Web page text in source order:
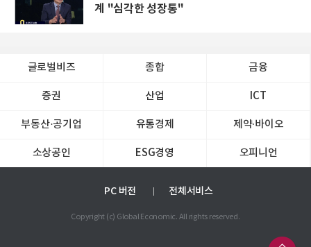
계 "심각한 성장통"
글로벌비즈 종합 금융
증권 산업 ICT
부동산·공기업 유통경제 제약∙바이오
소상공인 ESG경영 오피니언
PC 버전 전체서비스
Copyright (c) Global Economic. All rights reserved.